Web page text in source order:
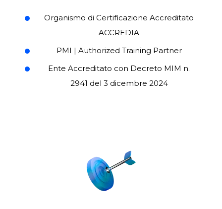
Organismo di Certificazione Accreditato
ACCREDIA
PMI | Authorized Training Partner
Ente Accreditato con Decreto MIM n.
2941 del 3 dicembre 2024